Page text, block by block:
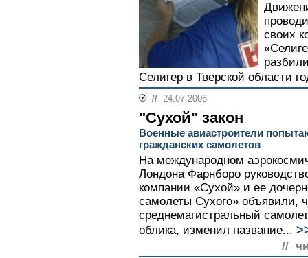
своих
Селигер в Тверской области
// 24.07.2006
"Сухой" закон
Военные авиастроители
гражданских самолетов
На международном
Лондона Фарнборо
компании «Сухой» и ее
самолеты Сухого» объявили,
среднемагистральный
облика, изменил название...
//